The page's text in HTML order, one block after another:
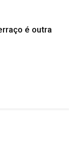
é outra